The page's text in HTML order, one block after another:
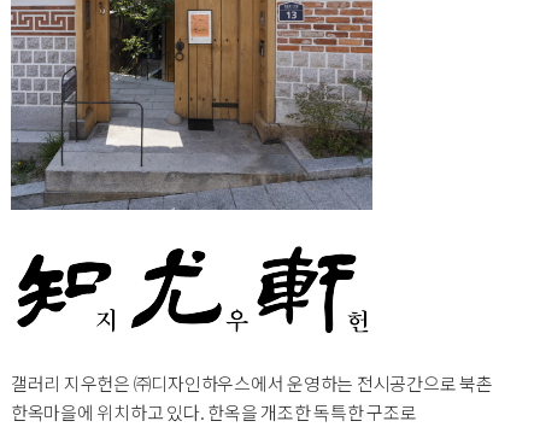
갤러리 지우헌은 ㈜디자인하우스에서 운영하는 전시공간으로 북촌
한옥마을에 위치하고 있다. 한옥을 개조한 독특한 구조로